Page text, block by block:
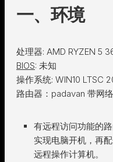
一、环境
处理器: AMD RYZEN 5
BIOS: 未知
操作系统: WIN10 LTSC
路由器：padavan 带网
有远程访问功能的
实现电脑开机，再
远程操作计算机。